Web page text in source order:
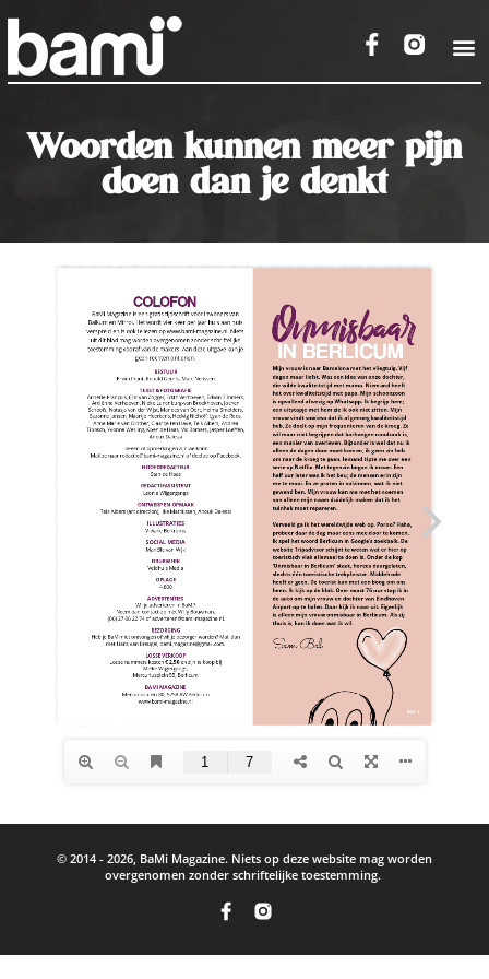
Woorden kunnen meer pijn
doen dan je denkt
© 2014 - 2026, BaMi Magazine. Niets op deze website mag worden
overgenomen zonder schriftelijke toestemming.